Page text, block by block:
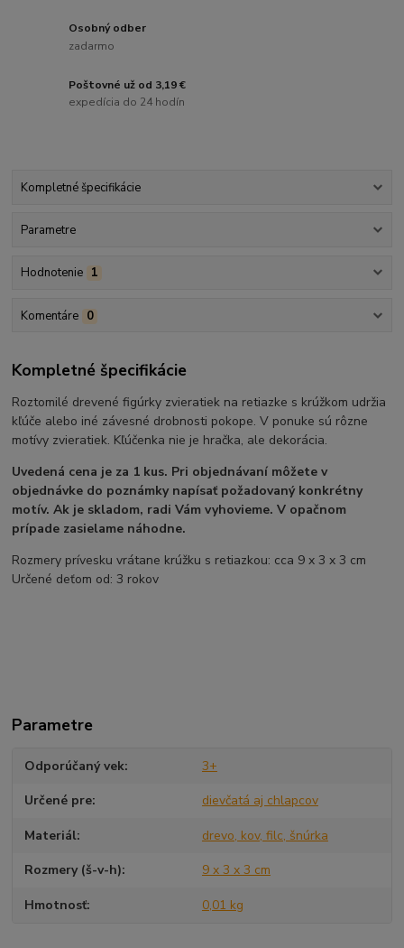
Osobný odber
zadarmo
Poštovné už od 3,19 €
expedícia do 24 hodín
Kompletné špecifikácie
Parametre
Hodnotenie 1
Komentáre 0
Kompletné špecifikácie
Roztomilé drevené figúrky zvieratiek na retiazke s krúžkom udržia
kľúče alebo iné závesné drobnosti pokope. V ponuke sú rôzne
motívy zvieratiek. Kľúčenka nie je hračka, ale dekorácia.
Uvedená cena je za 1 kus. Pri objednávaní môžete v
objednávke do poznámky napísať požadovaný konkrétny
motív. Ak je skladom, radi Vám vyhovieme. V opačnom
prípade zasielame náhodne.
Rozmery prívesku vrátane krúžku s retiazkou: cca 9 x 3 x 3 cm
Určené deťom od: 3 rokov
Parametre
Odporúčaný vek 3+
Určené pre dievčatá aj chlapcov
Materiál drevo, kov, filc, šnúrka
Rozmery (š-v-h) 9 x 3 x 3 cm
Hmotnosť 0,01 kg